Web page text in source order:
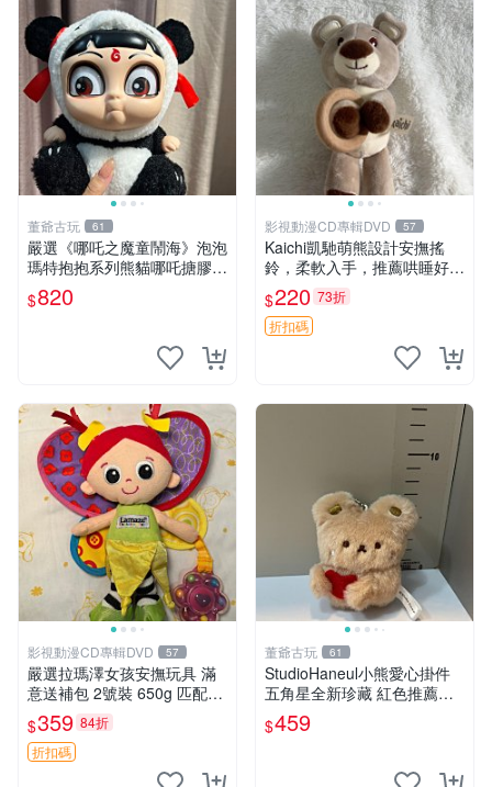
董爺古玩 61
嚴選《哪吒之魔童鬧海》泡泡
瑪特抱抱系列熊貓哪吒搪膠臉
毛絨， STATE：如圖顯示 哪
吒 毛絨公仔 泡泡瑪特
$820
影視動漫CD專輯DVD 57
Kaichi凱馳萌熊設計安撫搖
鈴，柔軟入手，推薦哄睡好選
擇 熊公仔 安撫玩具 喂食環
$220 73折
折扣碼
影視動漫CD專輯DVD 57
嚴選拉瑪澤女孩安撫玩具 滿
意送補包 2號裝 650g 匹配嬰
幼童舒壓好伴侶 女孩專用 安
心選擇 安撫玩偶 衝包 玩具
$359 84折
折扣碼
董爺古玩 61
StudioHaneul小熊愛心掛件
五角星全新珍藏 紅色推薦收
藏 玩具掛飾 掛件 新品
$459